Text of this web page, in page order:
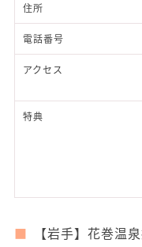
住所
電話番号
アクセス
特典
【岩手】花巻温